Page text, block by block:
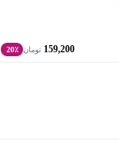
159,200 تومان 20٪